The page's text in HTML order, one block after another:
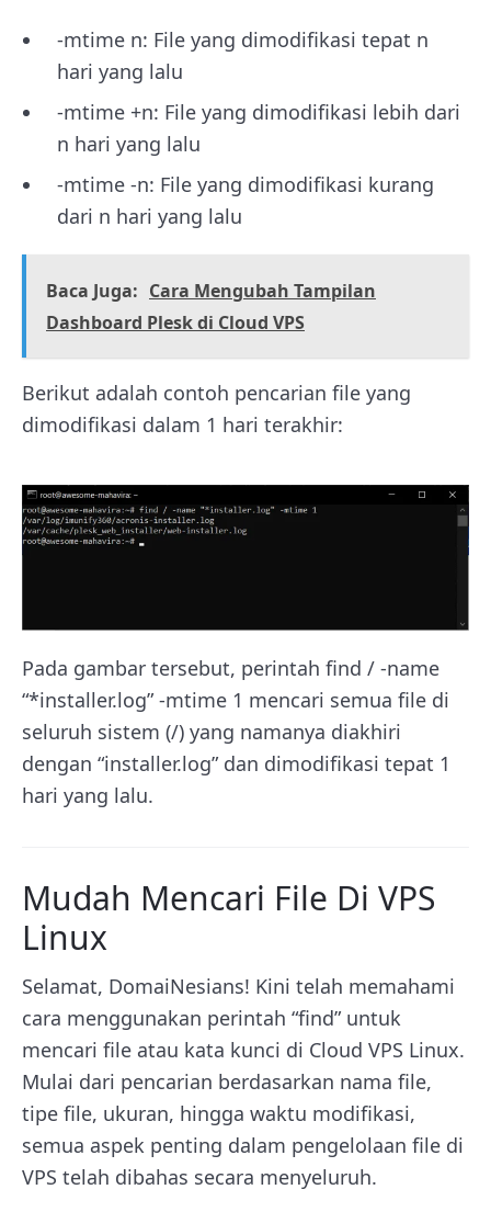
-mtime n: File yang dimodifikasi tepat n
hari yang lalu
-mtime +n: File yang dimodifikasi lebih dari
n hari yang lalu
-mtime -n: File yang dimodifikasi kurang
dari n hari yang lalu
Baca Juga: Cara Mengubah Tampilan
Dashboard Plesk di Cloud VPS
Berikut adalah contoh pencarian file yang
dimodifikasi dalam 1 hari terakhir:
Pada gambar tersebut, perintah find / -name
“*installer.log” -mtime 1 mencari semua file di
seluruh sistem (/) yang namanya diakhiri
dengan “installer.log” dan dimodifikasi tepat 1
hari yang lalu.
Mudah Mencari File Di VPS
Linux
Selamat, DomaiNesians! Kini telah memahami
cara menggunakan perintah “find” untuk
mencari file atau kata kunci di Cloud VPS Linux.
Mulai dari pencarian berdasarkan nama file,
tipe file, ukuran, hingga waktu modifikasi,
semua aspek penting dalam pengelolaan file di
VPS telah dibahas secara menyeluruh.